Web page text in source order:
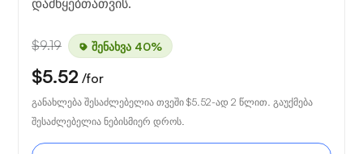
დამწყებთათვის.
$9.19 შენახვა 40%
$5.52 /for
განახლება შესაძლებელია თვეში $5.52-ად 2 წლით. გაუქმება
შესაძლებელია ნებისმიერ დროს.